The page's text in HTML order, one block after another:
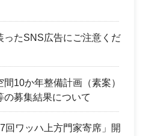
ったSNS広告にご注意くだ
10か年整備計画（素案）
の募集結果について
回ワッハ上方門家寄席」開